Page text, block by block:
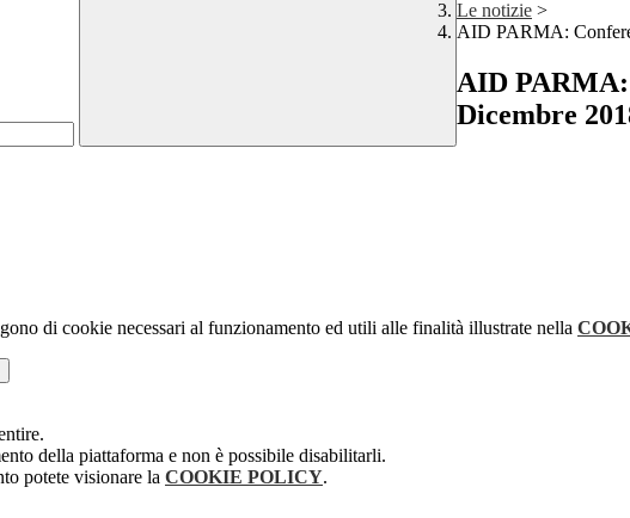
Le notizie >
AID PARMA:
AID
Dicembre
di cookie necessari al funzionamento ed utili alle finalità illustrate nella
della piattaforma e non è possibile disabilitarli.
potete visionare la COOKIE POLICY.